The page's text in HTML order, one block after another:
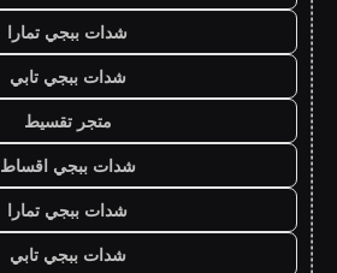
شدات ببجي تمارا
شدات ببجي تابي
متجر تقسيط
شدات ببجي اقساط
شدات ببجي تمارا
شدات ببجي تابي